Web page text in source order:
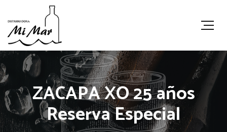
ZACAPA XO 25 años
Reserva Especial